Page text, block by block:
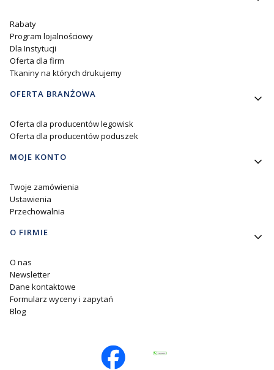
Rabaty
Program lojalnościowy
Dla Instytucji
Oferta dla firm
Tkaniny na których drukujemy
OFERTA BRANŻOWA
Oferta dla producentów legowisk
Oferta dla producentów poduszek
MOJE KONTO
Twoje zamówienia
Ustawienia
Przechowalnia
O FIRMIE
O nas
Newsletter
Dane kontaktowe
Formularz wyceny i zapytań
Blog